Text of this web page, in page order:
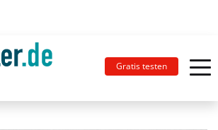
Gratis testen